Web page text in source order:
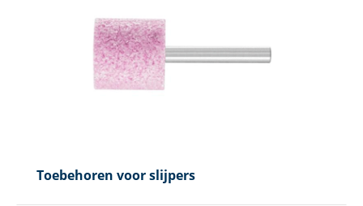
Toebehoren voor slijpers